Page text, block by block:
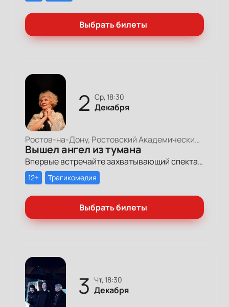
Выбрать билеты
2 ср, 18:30
Декабря
Ростов-на-Дону, Ростовский Академический Театр Драмы, Малая сцена
Вышел ангел из тумана
Впервые встречайте захватывающий спектакль, где смех и слезы смешиваются в одном дыхании, погружая вас в удивительную историю, где каждый образ отражает частичку нашей с вами жизни, семьи и дружбы.
12+ Трагикомедия
Выбрать билеты
3 чт, 18:30
Декабря